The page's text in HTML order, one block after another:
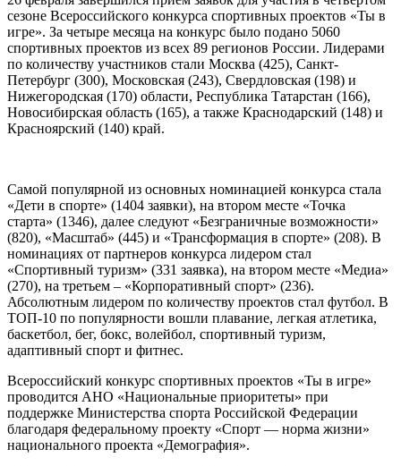
сезоне Всероссийского конкурса спортивных проектов «Ты в
игре». За четыре месяца на конкурс было подано 5060
спортивных проектов из всех 89 регионов России. Лидерами
по количеству участников стали Москва (425), Санкт-
Петербург (300), Московская (243), Свердловская (198) и
Нижегородская (170) области, Республика Татарстан (166),
Новосибирская область (165), а также Краснодарский (148) и
Красноярский (140) край.
Самой популярной из основных номинацией конкурса стала
«Дети в спорте» (1404 заявки), на втором месте «Точка
старта» (1346), далее следуют «Безграничные возможности»
(820), «Масштаб» (445) и «Трансформация в спорте» (208). В
номинациях от партнеров конкурса лидером стал
«Спортивный туризм» (331 заявка), на втором месте «Медиа»
(270), на третьем – «Корпоративный спорт» (236).
Абсолютным лидером по количеству проектов стал футбол. В
ТОП-10 по популярности вошли плавание, легкая атлетика,
баскетбол, бег, бокс, волейбол, спортивный туризм,
адаптивный спорт и фитнес.
Всероссийский конкурс спортивных проектов «Ты в игре»
проводится АНО «Национальные приоритеты» при
поддержке Министерства спорта Российской Федерации
благодаря федеральному проекту «Спорт — норма жизни»
национального проекта «Демография».